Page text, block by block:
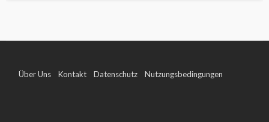
Über Uns Kontakt Datenschutz Nutzungsbedingungen